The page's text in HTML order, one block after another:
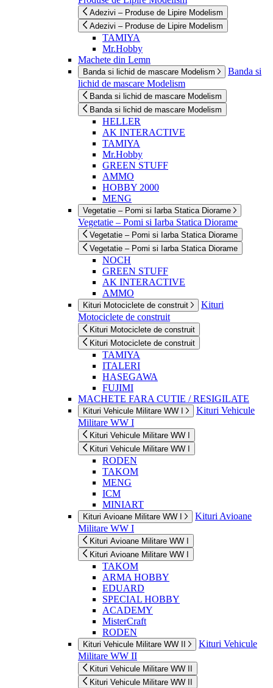
Adezivi – Produse de Lipire Modelism
Adezivi – Produse de Lipire Modelism
TAMIYA
Mr.Hobby
Machete din Lemn
Banda si lichid de mascare Modelism
Banda si
lichid de mascare Modelism
Banda si lichid de mascare Modelism
Banda si lichid de mascare Modelism
HELLER
AK INTERACTIVE
TAMIYA
Mr.Hobby
GREEN STUFF
AMMO
HOBBY 2000
MENG
Vegetatie – Pomi si Iarba Statica Diorame
Vegetatie – Pomi si Iarba Statica Diorame
Vegetatie – Pomi si Iarba Statica Diorame
Vegetatie – Pomi si Iarba Statica Diorame
NOCH
GREEN STUFF
AK INTERACTIVE
AMMO
Kituri Motociclete de construit
Kituri
Motociclete de construit
Kituri Motociclete de construit
Kituri Motociclete de construit
TAMIYA
ITALERI
HASEGAWA
FUJIMI
MACHETE FARA CUTIE / RESIGILATE
Kituri Vehicule Militare WW I
Kituri Vehicule
Militare WW I
Kituri Vehicule Militare WW I
Kituri Vehicule Militare WW I
RODEN
TAKOM
MENG
ICM
MINIART
Kituri Avioane Militare WW I
Kituri Avioane
Militare WW I
Kituri Avioane Militare WW I
Kituri Avioane Militare WW I
TAKOM
ARMA HOBBY
EDUARD
SPECIAL HOBBY
ACADEMY
MisterCraft
RODEN
Kituri Vehicule Militare WW II
Kituri Vehicule
Militare WW II
Kituri Vehicule Militare WW II
Kituri Vehicule Militare WW II